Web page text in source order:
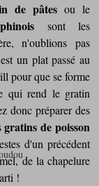
de pâtes ou le
sont les
n'oublions pas
un plat passé au
pour que se forme
qui rend le gratin
gratins de poisson
d'un précédent
de la chapelure
!